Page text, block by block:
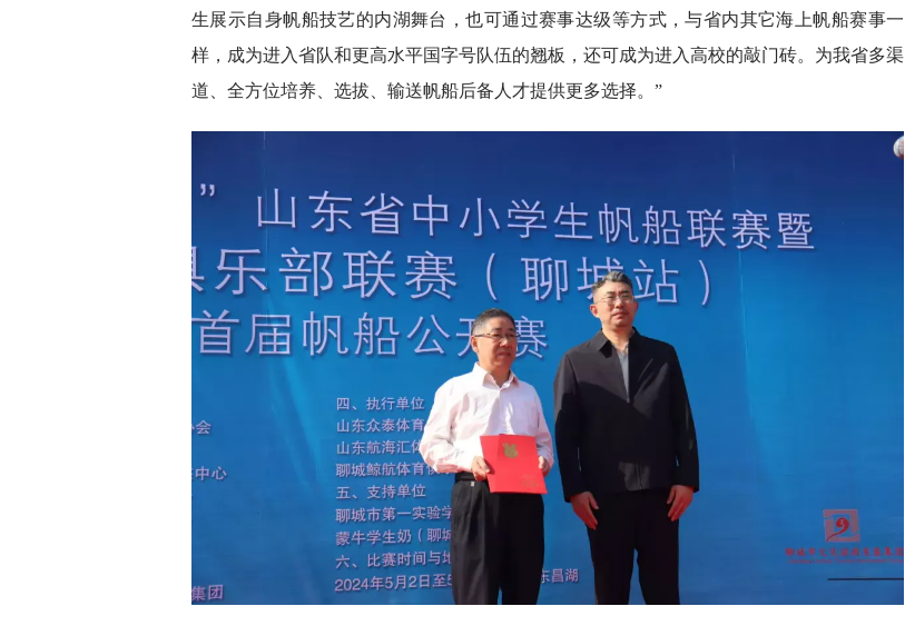
生展示自身帆船技艺的内湖舞台，也可通过赛事达级等方式，与省内其它海上帆船赛事一
样，成为进入省队和更高水平国字号队伍的翘板，还可成为进入高校的敲门砖。为我省多渠
道、全方位培养、选拔、输送帆船后备人才提供更多选择。”